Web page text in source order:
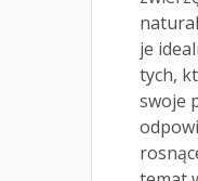
je
tych,
swoje